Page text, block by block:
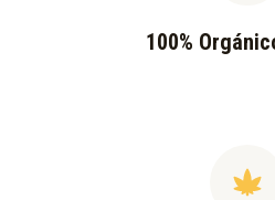
100%